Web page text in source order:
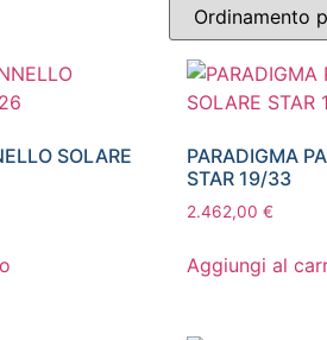
SOLARE
PARADIGMA
STAR 19/33
2.462,00€
Aggiungi al